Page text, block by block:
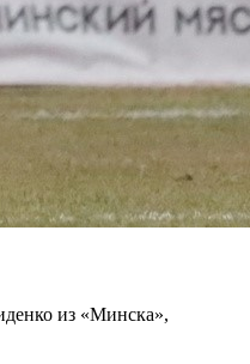
из «Минска»,